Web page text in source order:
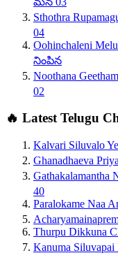
Sthothra
04
Oohinchaleni
నింపిన
Noothana
02
🔥 Latest Telugu
Kalvari Siluvalo
Ghanadhaeva
40
Paralokame
Thurpu Dikkuna
Kanuma